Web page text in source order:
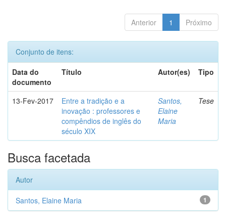
Anterior 1 Próximo
Conjunto de itens:
Data do
documento
Título Autor(es) Tipo
13-Fev-2017
Entre a tradição e a
inovação : professores e
compêndios de inglês do
século XIX
Santos,
Elaine
Maria
Tese
Busca facetada
Autor
1
Santos, Elaine Maria